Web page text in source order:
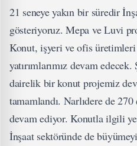
21 seneye yakın bir süredir
gösteriyoruz. Mepa ve Luvi
Konut, işyeri ve ofis üretimleri
yatırımlarımız devam
dairelik bir konut projemiz
tamamlandı. Narlıdere de
devam ediyor. Konutla ilgili
İnşaat sektöründe de